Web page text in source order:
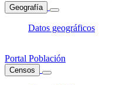
Geografía
Datos geográficos
Portal Población
Censos